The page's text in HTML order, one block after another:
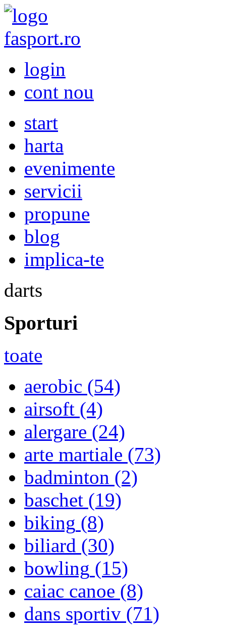
login
cont nou
start
harta
evenimente
servicii
propune
blog
implica-te
darts
Sporturi
toate
aerobic (54)
airsoft (4)
alergare (24)
arte martiale (73)
badminton (2)
baschet (19)
biking (8)
biliard (30)
bowling (15)
caiac canoe (8)
dans sportiv (71)